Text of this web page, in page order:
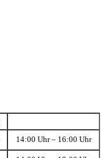
14:00 Uhr – 16:00 Uhr